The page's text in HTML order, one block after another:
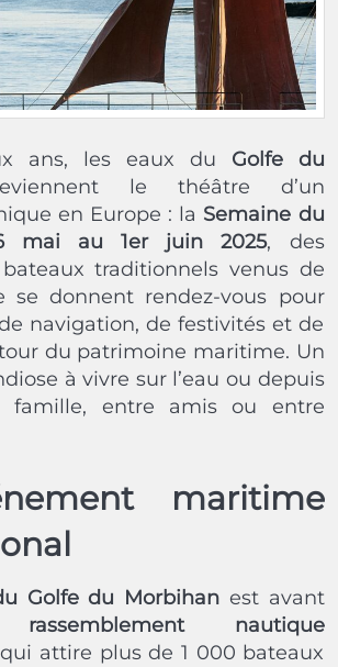
ans, les eaux du Golfe du
le théâtre d’un
en Europe : la Semaine du
mai au 1er juin 2025, des
traditionnels venus de
se donnent rendez-vous pour
navigation, de festivités et de
du patrimoine maritime. Un
à vivre sur l’eau ou depuis
famille, entre amis ou entre
maritime
Golfe du Morbihan est avant
rassemblement nautique
attire plus de 1 000 bateaux